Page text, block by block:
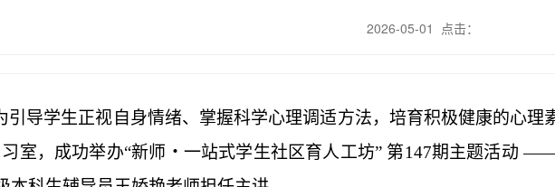
2026-05-01 点击：
引导学生正视自身情绪、掌握科学心理调适方法，培育积极健康的心理
习室，成功举办“新师・一站式学生社区育人工坊” 第147期主题活动